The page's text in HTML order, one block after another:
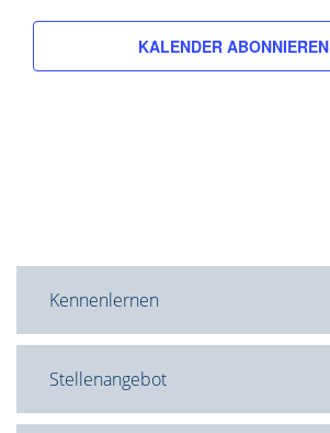
KALENDER ABONNIEREN
Kennenlernen
Stellenangebot